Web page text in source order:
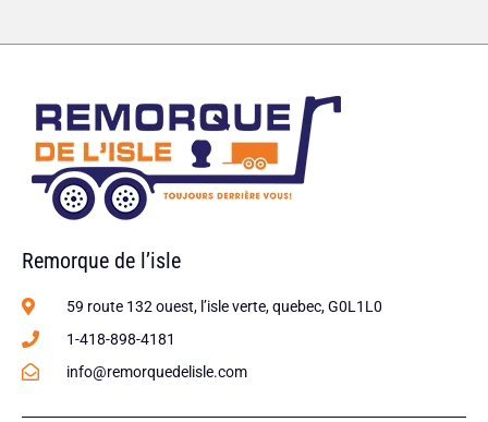
Remorque de l’isle
59 route 132 ouest, l’isle verte, quebec, G0L1L0
1-418-898-4181
info@remorquedelisle.com